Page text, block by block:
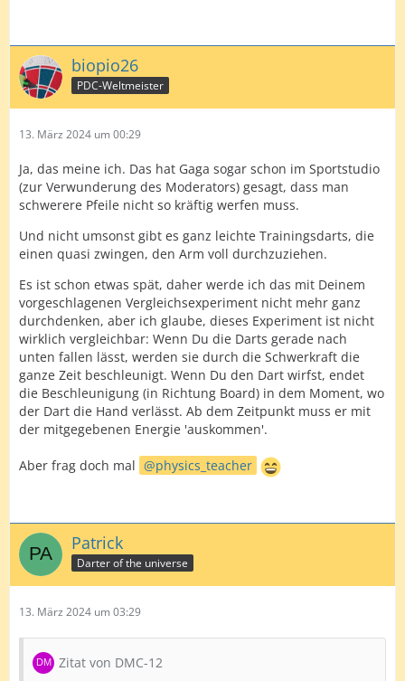
biopio26
PDC-Weltmeister
13. März 2024 um 00:29
Ja, das meine ich. Das hat Gaga sogar schon im Sportstudio
(zur Verwunderung des Moderators) gesagt, dass man
schwerere Pfeile nicht so kräftig werfen muss.
Und nicht umsonst gibt es ganz leichte Trainingsdarts, die
einen quasi zwingen, den Arm voll durchzuziehen.
Es ist schon etwas spät, daher werde ich das mit Deinem
vorgeschlagenen Vergleichsexperiment nicht mehr ganz
durchdenken, aber ich glaube, dieses Experiment ist nicht
wirklich vergleichbar: Wenn Du die Darts gerade nach
unten fallen lässt, werden sie durch die Schwerkraft die
ganze Zeit beschleunigt. Wenn Du den Dart wirfst, endet
die Beschleunigung (in Richtung Board) in dem Moment, wo
der Dart die Hand verlässt. Ab dem Zeitpunkt muss er mit
der mitgegebenen Energie 'auskommen'.
Aber frag doch mal physics_teacher
Patrick
Darter of the universe
13. März 2024 um 03:29
Zitat von DMC-12